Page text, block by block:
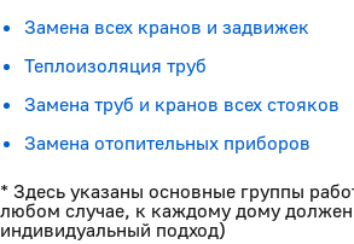
Замена всех кранов и задвижек
Теплоизоляция труб
Замена труб и кранов всех стояков
Замена отопительных приборов
* Здесь указаны основные группы
любом случае, к каждому дому
индивидуальный подход)